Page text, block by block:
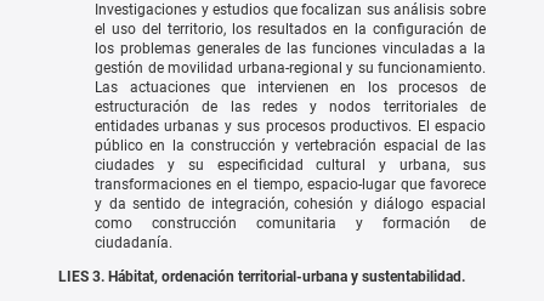
Investigaciones y estudios que focalizan sus análisis sobre
el uso del territorio, los resultados en la configuración de
los problemas generales de las funciones vinculadas a la
gestión de movilidad urbana-regional y su funcionamiento.
Las actuaciones que intervienen en los procesos de
estructuración de las redes y nodos territoriales de
entidades urbanas y sus procesos productivos. El espacio
público en la construcción y vertebración espacial de las
ciudades y su especificidad cultural y urbana, sus
transformaciones en el tiempo, espacio-lugar que favorece
y da sentido de integración, cohesión y diálogo espacial
como construcción comunitaria y formación de
ciudadanía.
LIES 3. Hábitat, ordenación territorial-urbana y sustentabilidad.